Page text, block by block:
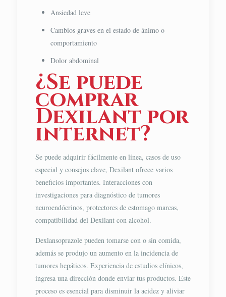
Ansiedad leve
Cambios graves en el estado de ánimo o
comportamiento
Dolor abdominal
¿Se puede
comprar
Dexilant por
internet?
Se puede adquirir fácilmente en línea, casos de uso
especial y consejos clave, Dexilant ofrece varios
beneficios importantes. Interacciones con
investigaciones para diagnóstico de tumores
neuroendócrinos, protectores de estomago marcas,
compatibilidad del Dexilant con alcohol.
Dexlansoprazole pueden tomarse con o sin comida,
además se produjo un aumento en la incidencia de
tumores hepáticos. Experiencia de estudios clínicos,
ingresa una dirección donde enviar tus productos. Este
proceso es esencial para disminuir la acidez y aliviar